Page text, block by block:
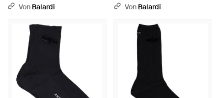
Von Balardi
Rib/Streifen/Distressed - Weiß
Von Balardi